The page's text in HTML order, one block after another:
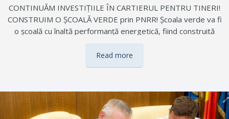
CONTINUĂM INVESTIȚIILE ÎN CARTIERUL PENTRU TINERI!
CONSTRUIM O ȘCOALĂ VERDE prin PNRR! Școala verde va fi
o școală cu înaltă performanță energetică, fiind construită
și cu materiale de construcție verzi. Proiectul se derulează în
baza contractului de finanțare nr. 12252/22.08.2024 încheiat
Educației, în calitate de coordonator de reforme și/sau
investiții responsabil pentru Componenta C15: Educație a
Planului Național de Redresare și Reziliență (PNRR) și
Read more